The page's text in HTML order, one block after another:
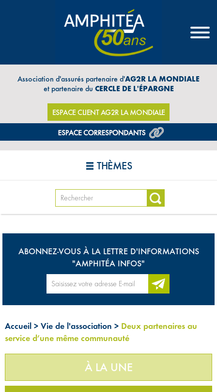
Association d'assurés partenaire d'AG2R LA MONDIALE
et partenaire du CERCLE DE L'ÉPARGNE
ESPACE CLIENT AG2R LA MONDIALE
THÈMES
ABONNEZ-VOUS À LA LETTRE D'INFORMATIONS
"AMPHITÉA INFOS"
Accueil > Vie de l'association > Deux partenaires au
service d’une même communauté
À LA UNE